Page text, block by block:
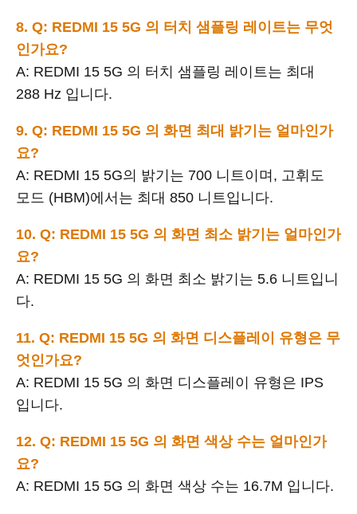
8. Q: REDMI 15 5G 의 터치 샘플링 레이트는 무엇
인가요?
A: REDMI 15 5G 의 터치 샘플링 레이트는 최대
288 Hz 입니다.
9. Q: REDMI 15 5G 의 화면 최대 밝기는 얼마인가
요?
A: REDMI 15 5G의 밝기는 700 니트이며, 고휘도
모드 (HBM)에서는 최대 850 니트입니다.
10. Q: REDMI 15 5G 의 화면 최소 밝기는 얼마인가
요?
A: REDMI 15 5G 의 화면 최소 밝기는 5.6 니트입니
다.
11. Q: REDMI 15 5G 의 화면 디스플레이 유형은 무
엇인가요?
A: REDMI 15 5G 의 화면 디스플레이 유형은 IPS
입니다.
12. Q: REDMI 15 5G 의 화면 색상 수는 얼마인가
요?
A: REDMI 15 5G 의 화면 색상 수는 16.7M 입니다.